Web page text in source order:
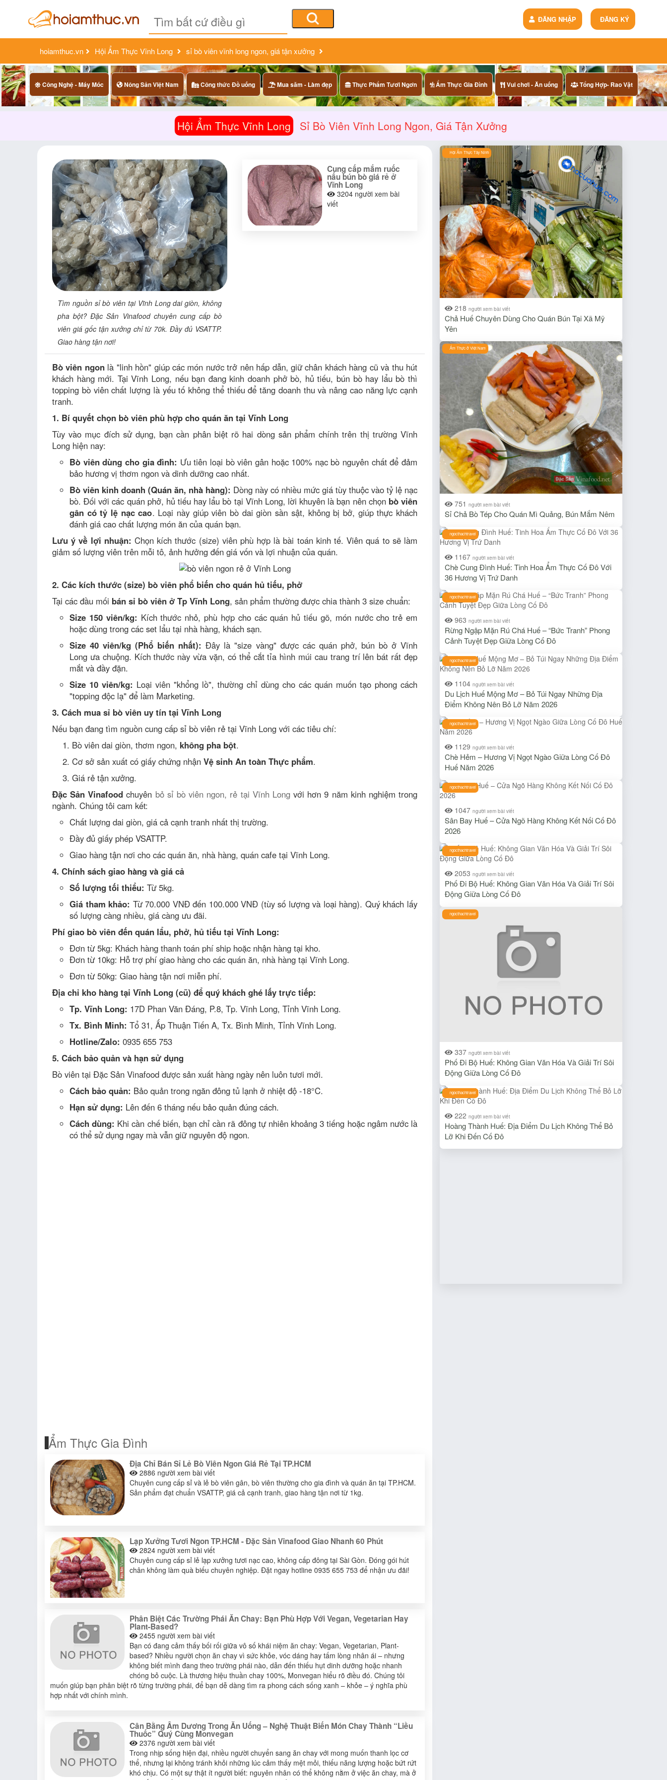
ĐĂNG KÝ
ĐĂNG NHẬP
hoiamthuc.vn Hội Ẩm Thực Vĩnh Long sỉ bò viên vĩnh long ngon, giá tận xưởng
Công Nghệ - Máy Móc Nông Sản Việt Nam Công thức Đồ uống Mua săm - Làm đẹp Thực Phẩm Tươi Ngơn Ẩm Thực Gia Đình Vui chơi - Ăn uống Tổng Hợp- Rao Vặt
Hội Ẩm Thực Vĩnh Long Sỉ Bò Viên Vĩnh Long Ngon, Giá Tận Xưởng
Tìm nguồn sỉ bò viên tại Vĩnh Long dai giòn, không
pha bột? Đặc Sản Vinafood chuyên cung cấp bò
viên giá gốc tận xưởng chỉ từ 70k. Đầy đủ VSATTP.
Giao hàng tận nơi!
Cung cấp mắm ruốc
nấu bún bò giá rẻ ở
Vĩnh Long
3204 người xem bài
viết
Bò viên ngonlà "linh hồn" giúp các món nước trở nên hấp dẫn, giữ chân khách hàng cũ và thu hút
khách hàng mới. Tại Vĩnh Long, nếu bạn đang kinh doanh phở bò, hủ tiếu, bún bò hay lẩu bò thì
topping bò viên chất lượng là yếu tố không thể thiếu để tăng doanh thu và nâng cao năng lực cạnh
tranh.
1. Bí quyết chọn bò viên phù hợp cho quán ăn tại Vĩnh Long
Tùy vào mục đích sử dụng, bạn cần phân biệt rõ hai dòng sản phẩm chính trên thị trường Vĩnh
Long hiện nay:
Bò viên dùng cho gia đình: Ưu tiên loại bò viên gân hoặc 100% nạc bò nguyên chất để đảm
bảo hương vị thơm ngon và dinh dưỡng cao nhất.
Bò viên kinh doanh (Quán ăn, nhà hàng): Dòng này có nhiều mức giá tùy thuộc vào tỷ lệ nạc
bò. Đối với các quán phở, hủ tiếu hay lẩu bò tại Vĩnh Long, lời khuyên là bạn nên chọn bò viên
gân có tỷ lệ nạc cao. Loại này giúp viên bò dai giòn sần sật, không bị bở, giúp thực khách
đánh giá cao chất lượng món ăn của quán bạn.
Lưu ý về lợi nhuận: Chọn kích thước (size) viên phù hợp là bài toán kinh tế. Viên quá to sẽ làm
giảm số lượng viên trên mỗi tô, ảnh hưởng đến giá vốn và lợi nhuận của quán.
2. Các kích thước (size) bò viên phổ biến cho quán hủ tiếu, phở
Tại các đầu mối bán sỉ bò viên ở Tp Vĩnh Long, sản phẩm thường được chia thành 3 size chuẩn:
Size 150 viên/kg: Kích thước nhỏ, phù hợp cho các quán hủ tiếu gõ, món nước cho trẻ em
hoặc dùng trong các set lẩu tại nhà hàng, khách sạn.
Size 40 viên/kg (Phổ biến nhất): Đây là "size vàng" được các quán phở, bún bò ở Vĩnh
Long ưa chuộng. Kích thước này vừa vặn, có thể cắt tỉa hình múi cau trang trí lên bát rất đẹp
mắt và đầy đặn.
Size 10 viên/kg: Loại viên "khổng lồ", thường chỉ dùng cho các quán muốn tạo phong cách
"topping độc lạ" để làm Marketing.
3. Cách mua sỉ bò viên uy tín tại Vĩnh Long
Nếu bạn đang tìm nguồn cung cấp sỉ bò viên rẻ tại Vĩnh Long với các tiêu chí:
Bò viên dai giòn, thơm ngon, không pha bột.
Cơ sở sản xuất có giấy chứng nhận Vệ sinh An toàn Thực phẩm.
Giá rẻ tận xưởng.
Đặc Sản Vinafood chuyên bỏ sỉ bò viên ngon, rẻ tại Vĩnh Longvới hơn 9 năm kinh nghiệm trong
ngành. Chúng tôi cam kết:
Chất lượng dai giòn, giá cả cạnh tranh nhất thị trường.
Đầy đủ giấy phép VSATTP.
Giao hàng tận nơi cho các quán ăn, nhà hàng, quán cafe tại Vĩnh Long.
4. Chính sách giao hàng và giá cả
Số lượng tối thiểu: Từ 5kg.
Giá tham khảo: Từ 70.000 VNĐ đến 100.000 VNĐ (tùy số lượng và loại hàng). Quý khách lấy
số lượng càng nhiều, giá càng ưu đãi.
Phí giao bò viên đến quán lẩu, phở, hủ tiếu tại Vĩnh Long:
Đơn từ 5kg: Khách hàng thanh toán phí ship hoặc nhận hàng tại kho.
Đơn từ 10kg: Hỗ trợ phí giao hàng cho các quán ăn, nhà hàng tại Vĩnh Long.
Đơn từ 50kg: Giao hàng tận nơi miễn phí.
Địa chỉ kho hàng tại Vĩnh Long (cũ) để quý khách ghé lấy trực tiếp:
Tp. Vĩnh Long: 17D Phan Văn Đáng, P.8, Tp. Vĩnh Long, Tỉnh Vĩnh Long.
Tx. Bình Minh: Tổ 31, Ấp Thuận Tiến A, Tx. Bình Minh, Tỉnh Vĩnh Long.
Hotline/Zalo: 0935 655 753
5. Cách bảo quản và hạn sử dụng
Bò viên tại Đặc Sản Vinafood được sản xuất hàng ngày nên luôn tươi mới.
Cách bảo quản: Bảo quản trong ngăn đông tủ lạnh ở nhiệt độ -18°C.
Hạn sử dụng: Lên đến 6 tháng nếu bảo quản đúng cách.
Cách dùng: Khi cần chế biến, bạn chỉ cần rã đông tự nhiên khoảng 3 tiếng hoặc ngâm nước là
có thể sử dụng ngay mà vẫn giữ nguyên độ ngon.
Ẩm Thực Gia Đình
Địa Chỉ Bán Sỉ Lẻ Bò Viên Ngon Giá Rẻ Tại TP.HCM
2886 người xem bài viết
Chuyên cung cấp sỉ và lẻ bò viên gân, bò viên thường cho gia đình và quán ăn tại TP.HCM.
Sản phẩm đạt chuẩn VSATTP, giá cả cạnh tranh, giao hàng tận nơi từ 1kg.
Lạp Xưởng Tươi Ngon TP.HCM - Đặc Sản Vinafood Giao Nhanh 60 Phút
2824 người xem bài viết
Chuyên cung cấp sỉ lẻ lạp xưởng tươi nạc cao, không cấp đông tại Sài Gòn. Đóng gói hút
chân không làm quà biếu chuyên nghiệp. Đặt ngay hotline 0935 655 753 để nhận ưu đãi!
Phân Biệt Các Trường Phái Ăn Chay: Bạn Phù Hợp Với Vegan, Vegetarian Hay
Plant-Based?
2455 người xem bài viết
Bạn có đang cảm thấy bối rối giữa vô số khái niệm ăn chay: Vegan, Vegetarian, Plant-
based? Nhiều người chọn ăn chay vì sức khỏe, vóc dáng hay tấm lòng nhân ái – nhưng
không biết mình đang theo trường phái nào, dẫn đến thiếu hụt dinh dưỡng hoặc nhanh
chóng bỏ cuộc. Là thương hiệu thuần chay 100%, Monvegan hiểu rõ điều đó. Chúng tôi
muốn giúp bạn phân biệt rõ từng trường phái, để bạn dễ dàng tìm ra phong cách sống xanh – khỏe – ý nghĩa phù
hợp nhất với chính mình.
Cân Bằng Âm Dương Trong Ăn Uống – Nghệ Thuật Biến Món Chay Thành “Liều
Thuốc” Quý Cùng Monvegan
2376 người xem bài viết
Trong nhịp sống hiện đại, nhiều người chuyển sang ăn chay với mong muốn thanh lọc cơ
thể, nhưng lại không tránh khỏi những lúc cảm thấy mệt mỏi, thiếu năng lượng hoặc bứt rứt
khó chịu. Có một sự thật ít người biết: nguyên nhân có thể không nằm ở việc ăn chay, mà ở
Hội Ẩm Thực Tây Ninh
218 người xem bài viết
Chả Huế Chuyên Dùng Cho Quán Bún Tại Xã Mỹ
Yên
Ẩm Thực ở Việt Nam
751 người xem bài viết
Sỉ Chả Bò Tép Cho Quán Mì Quảng, Bún Mắm Nêm
ngocthachtravel
1167 người xem bài viết
Chè Cung Đình Huế: Tinh Hoa Ẩm Thực Cố Đô Với
36 Hương Vị Trứ Danh
ngocthachtravel
963 người xem bài viết
Rừng Ngập Mặn Rú Chá Huế – “Bức Tranh” Phong
Cảnh Tuyệt Đẹp Giữa Lòng Cố Đô
ngocthachtravel
1104 người xem bài viết
Du Lịch Huế Mộng Mơ – Bỏ Túi Ngay Những Địa
Điểm Không Nên Bỏ Lỡ Năm 2026
ngocthachtravel
1129 người xem bài viết
Chè Hẻm – Hương Vị Ngọt Ngào Giữa Lòng Cố Đô
Huế Năm 2026
ngocthachtravel
1047 người xem bài viết
Sân Bay Huế – Cửa Ngõ Hàng Không Kết Nối Cố Đô
2026
ngocthachtravel
2053 người xem bài viết
Phố Đi Bộ Huế: Không Gian Văn Hóa Và Giải Trí Sôi
Động Giữa Lòng Cố Đô
ngocthachtravel
337 người xem bài viết
Phố Đi Bộ Huế: Không Gian Văn Hóa Và Giải Trí Sôi
Động Giữa Lòng Cố Đô
ngocthachtravel
222 người xem bài viết
Hoàng Thành Huế: Địa Điểm Du Lịch Không Thể Bỏ
Lỡ Khi Đến Cố Đô